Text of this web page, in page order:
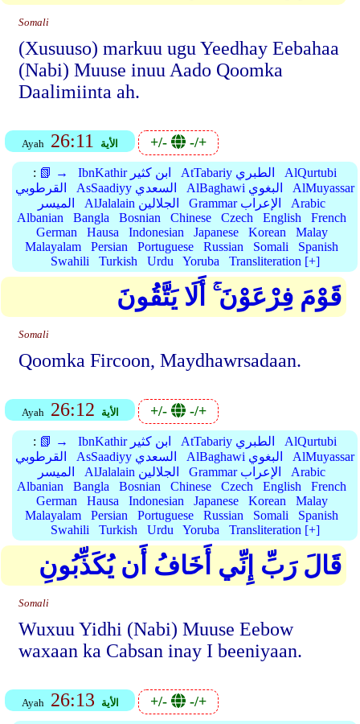
Somali
(Xusuuso) markuu ugu Yeedhay Eebahaa
(Nabi) Muuse inuu Aado Qoomka
Daalimiinta ah.
Ayah 26:11 الأية +/- -/+
: 📗 → IbnKathir ابن كثير AtTabariy الطبري
AlQurtubi
القرطوبي
AsSaadiyy السعدي AlBaghawi البغوي
AlMuyassar
الميسر
AlJalalain الجلالين Grammar الإعراب
Arabic
Albanian
Bangla Bosnian Chinese Czech English
French
German
Hausa Indonesian Japanese Korean
Malay
Malayalam
Persian Portuguese Russian Somali
Spanish
Swahili
Turkish Urdu Yoruba Transliteration [+]
قَوْمَ فِرْعَوْنَ ۚ أَلَا يَتَّقُونَ
Somali
Qoomka Fircoon, Maydhawrsadaan.
Ayah 26:12 الأية +/- -/+
: 📗 → IbnKathir ابن كثير AtTabariy الطبري
AlQurtubi
القرطوبي
AsSaadiyy السعدي AlBaghawi البغوي
AlMuyassar
الميسر
AlJalalain الجلالين Grammar الإعراب
Arabic
Albanian
Bangla Bosnian Chinese Czech English
French
German
Hausa Indonesian Japanese Korean
Malay
Malayalam
Persian Portuguese Russian Somali
Spanish
Swahili
Turkish Urdu Yoruba Transliteration [+]
قَالَ رَبِّ إِنِّي أَخَافُ أَن يُكَذِّبُونِ
Somali
Wuxuu Yidhi (Nabi) Muuse Eebow
waxaan ka Cabsan inay I beeniyaan.
Ayah 26:13 الأية +/- -/+